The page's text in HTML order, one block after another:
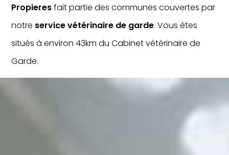
Propieresfait partie des communes couvertes par
notre service vétérinaire de garde. Vous êtes
situés à environ 43km du Cabinet vétérinaire de
Garde.